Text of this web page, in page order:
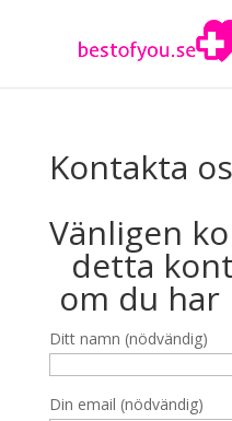
Kontakta
Vänligen
detta
om du har
Ditt namn (nödvändig)
Din email (nödvändig)